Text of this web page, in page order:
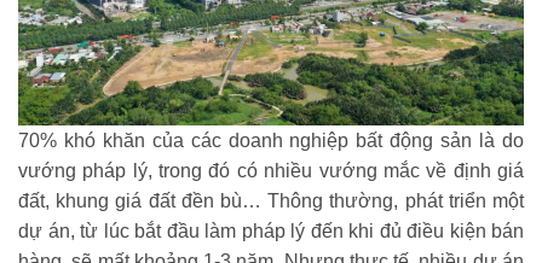
70% khó khăn của các doanh nghiệp bất động sản là do
vướng pháp lý, trong đó có nhiều vướng mắc về định giá
đất, khung giá đất đền bù… Thông thường, phát triển một
dự án, từ lúc bắt đầu làm pháp lý đến khi đủ điều kiện bán